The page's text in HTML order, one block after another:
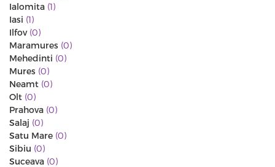
Ialomita (1)
Iasi (1)
Ilfov (0)
Maramures (0)
Mehedinti (0)
Mures (0)
Neamt (0)
Olt (0)
Prahova (0)
Salaj (0)
Satu Mare (0)
Sibiu (0)
Suceava (0)